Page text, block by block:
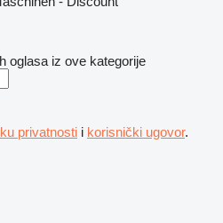
oglasa iz ove kategorije
privatnosti i korisnički ugovor.